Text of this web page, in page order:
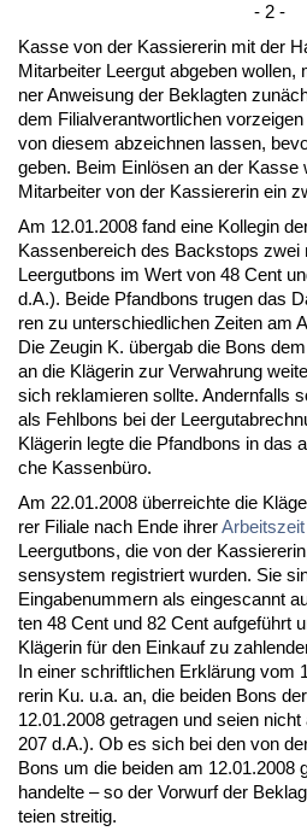
- 2 -
Kas­se von der Kas­sie­re­rin mit der
Mit­ar­bei­ter Leer­gut ab­ge­ben
ner An­wei­sung der Be­klag­ten
dem Fi­li­al­ver­ant­wort­li­chen
von die­sem ab­zeich­nen las­sen,
ge­ben. Beim Einlösen an der Kas­se
Mit­ar­bei­ter von der Kas­sie­re­rin ein
Am 12.01.2008 fand ei­ne Kol­le­gin
Kas­sen­be­reich des Back­stops zwei
Leer­gut­bons im Wert von 48 Cent
d.A.). Bei­de Pfand­bons tru­gen das
ren zu un­ter­schied­li­chen Zei­ten am
Die Zeu­gin K. überg­ab die Bons
an die Kläge­rin zur Ver­wah­rung
sich re­kla­mie­ren soll­te. An­dern­falls
als Fehl­bons bei der
Kläge­rin leg­te die Pfand­bons in das
che Kas­senbüro.
Am 22.01.2008 über­reich­te die
rer Fi­lia­le nach En­de ih­rerAr­beits­zeit
Leer­gut­bons, die von der
sen­sys­tem re­gis­triert wur­den. Sie
Ein­ga­be­num­mern als ein­ge­scannt
ten 48 Cent und 82 Cent auf­geführt
Kläge­rin für den Ein­kauf zu
In ei­ner schrift­li­chen Erklärung vom
re­rin Ku. u.a. an, die bei­den Bons
12.01.2008 ge­tra­gen und sei­en
207 d.A.). Ob es sich bei den von
Bons um die bei­den am 12.01.2008
han­del­te – so der Vor­wurf der
tei­en strei­tig.